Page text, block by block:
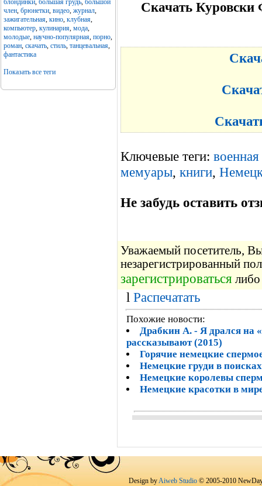
блондинки, большая грудь, большой
член, брюнетки, видео, журнал,
зажигательная, кино, клубная,
компьютер, кулинария, мода,
молодые, научно-популярная, порно,
роман, скачать, стиль, танцевальная,
фантастика
Показать все теги
Скачать
Ключевые теги:
мемуары, книги,
Не забудь оставить
Уважаемый посетитель,
незарегистрированный
зарегистрироваться
l Распечатать
Похожие новости:
Драбкин А. - Я дрался на
рассказывают (2015)
Горячие немецкие
Немецкие груди в
Немецкие королевы
Немецкие красотки в
Design byAiweb Studio © 2005-2010